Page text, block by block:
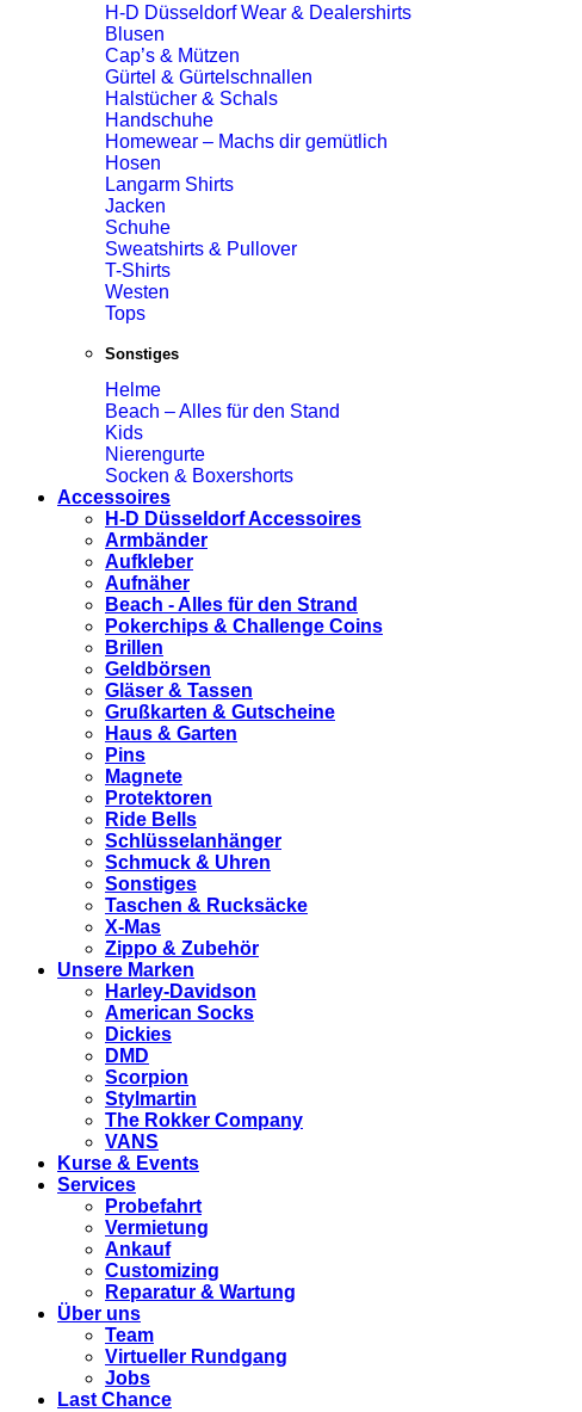
H-D Düsseldorf Wear & Dealershirts
Blusen
Cap’s & Mützen
Gürtel & Gürtelschnallen
Halstücher & Schals
Handschuhe
Homewear – Machs dir gemütlich
Hosen
Langarm Shirts
Jacken
Schuhe
Sweatshirts & Pullover
T-Shirts
Westen
Tops
Sonstiges
Helme
Beach – Alles für den Stand
Kids
Nierengurte
Socken & Boxershorts
Accessoires
H-D Düsseldorf Accessoires
Armbänder
Aufkleber
Aufnäher
Beach - Alles für den Strand
Pokerchips & Challenge Coins
Brillen
Geldbörsen
Gläser & Tassen
Grußkarten & Gutscheine
Haus & Garten
Pins
Magnete
Protektoren
Ride Bells
Schlüsselanhänger
Schmuck & Uhren
Sonstiges
Taschen & Rucksäcke
X-Mas
Zippo & Zubehör
Unsere Marken
Harley-Davidson
American Socks
Dickies
DMD
Scorpion
Stylmartin
The Rokker Company
VANS
Kurse & Events
Services
Probefahrt
Vermietung
Ankauf
Customizing
Reparatur & Wartung
Über uns
Team
Virtueller Rundgang
Jobs
Last Chance